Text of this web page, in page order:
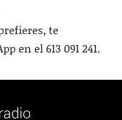
te
en el 613 091 241.